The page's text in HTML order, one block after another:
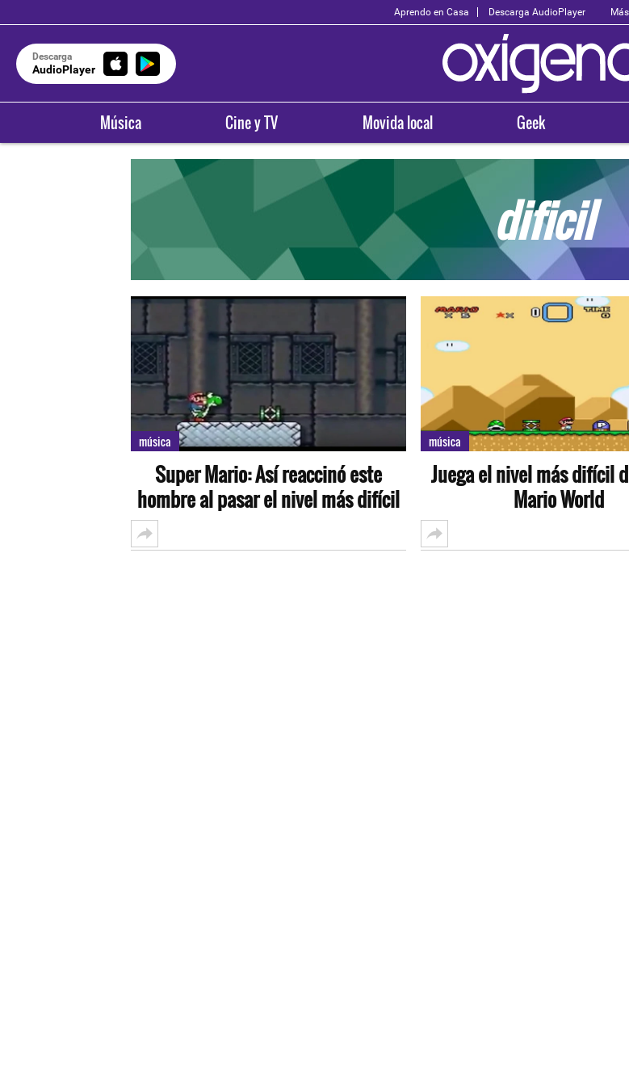
Aprendo en Casa Descarga AudioPlayer
Descarga
AudioPlayer
Música Cine y TV Movida local Geek
dificil
música
Super Mario: Así reaccinó este
hombre al pasar el nivel más difícil
música
Juega el nivel más difícil
Mario World